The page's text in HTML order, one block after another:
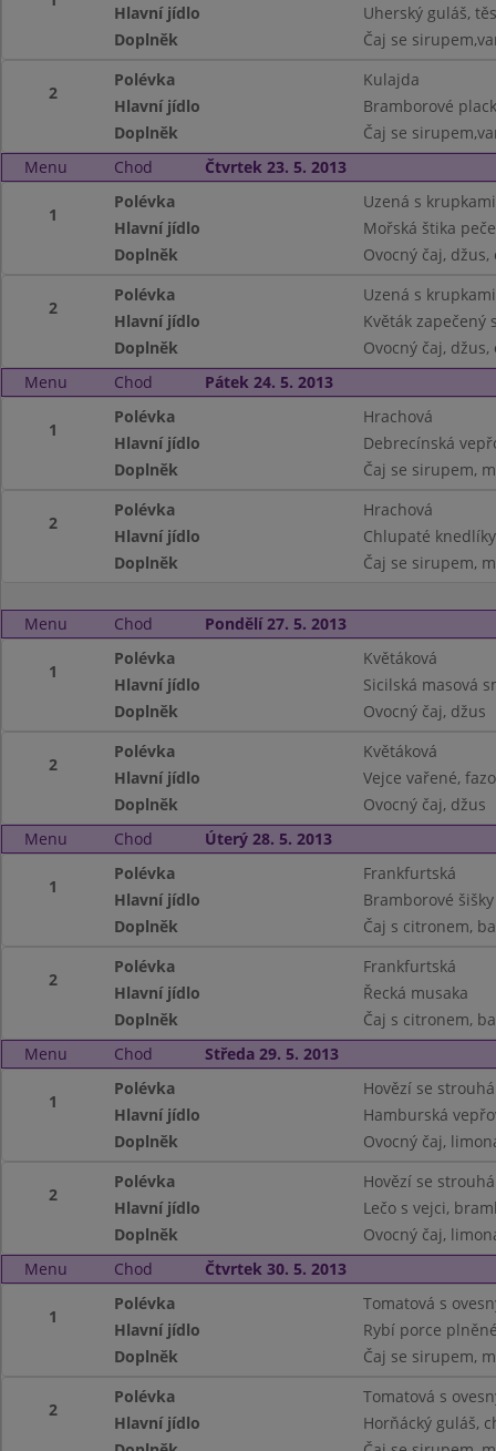
Hlavní jídlo
Uherský guláš,
Doplněk
Čaj se
2
Polévka
Kulajda
Hlavní jídlo
Bramborové
Doplněk
Čaj se
Menu
Chod Čtvrtek 23. 5. 2013
1
Polévka
Uzená s krupkami
Hlavní jídlo
Mořská štika
Doplněk
Ovocný čaj,
2
Polévka
Uzená s krupkami
Hlavní jídlo
Květák zapečený
Doplněk
Ovocný čaj,
Menu
Chod Pátek 24. 5. 2013
1
Polévka
Hrachová
Hlavní jídlo
Debrecínská
Doplněk
Čaj se sirupem,
2
Polévka
Hrachová
Hlavní jídlo
Chlupaté
Doplněk
Čaj se sirupem,
Menu Chod Pondělí 27. 5. 2013
1
Polévka
Květáková
Hlavní jídlo
Sicilská masová
Doplněk
Ovocný čaj, džus
2
Polévka
Květáková
Hlavní jídlo
Vejce vařené,
Doplněk
Ovocný čaj, džus
Menu
Chod Úterý 28. 5. 2013
1
Polévka
Frankfurtská
Hlavní jídlo
Bramborové
Doplněk
Čaj s citronem,
2
Polévka
Frankfurtská
Hlavní jídlo
Řecká musaka
Doplněk
Čaj s citronem,
Menu
Chod Středa 29. 5. 2013
1
Polévka
Hovězí se
Hlavní jídlo
Hamburská
Doplněk
Ovocný čaj,
2
Polévka
Hovězí se
Hlavní jídlo
Lečo s vejci,
Doplněk
Ovocný čaj,
Menu
Chod Čtvrtek 30. 5. 2013
1
Polévka
Tomatová s
Hlavní jídlo
Rybí porce
Doplněk
Čaj se sirupem,
2
Polévka
Tomatová s
Hlavní jídlo
Horňácký guláš,